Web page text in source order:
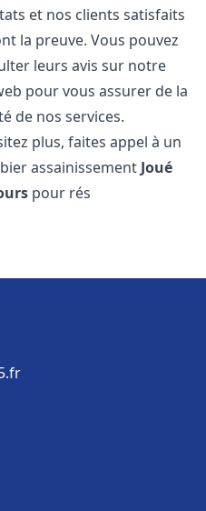
et nos clients satisfaits
la preuve. Vous pouvez
leurs avis sur notre
pour vous assurer de la
de nos services.
plus, faites appel à un
assainissement Joué
pour rés